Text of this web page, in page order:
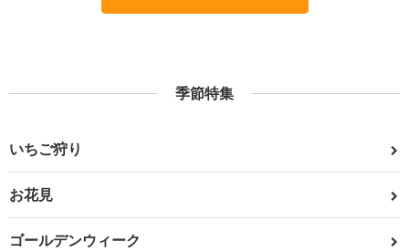
季節特集
いちご狩り
お花見
ゴールデンウィーク